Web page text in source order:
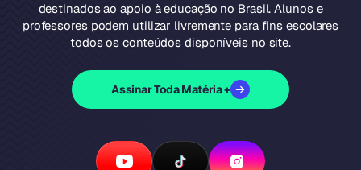
destinados ao apoio à educação no Brasil. Alunos e
professores podem utilizar livremente para fins escolares
todos os conteúdos disponíveis no site.
Assinar Toda Matéria +